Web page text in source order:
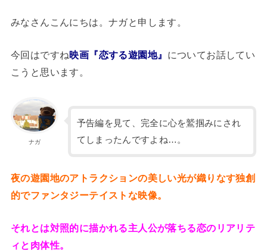
みなさんこんにちは。ナガと申します。
今回はですね映画『恋する遊園地』 についてお話してい
こうと思います。
ナガ
予告編を見て、完全に心を鷲掴みにされ
てしまったんですよね…。
夜の遊園地のアトラクションの美しい光が織りなす独創
的でファンタジーテイストな映像。
それとは対照的に描かれる主人公が落ちる恋のリアリテ
ィと肉体性。